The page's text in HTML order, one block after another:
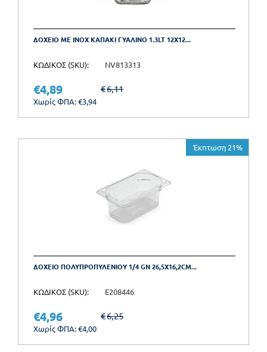
ΔΟΧΕΙΟ ΜΕ INOX ΚΑΠΑΚΙ ΓΥΑΛΙΝΟ 1.3LT 12X12...
ΚΩΔΙΚΟΣ (SKU): NV813313
€6,11
€4,89
Χωρίς ΦΠΑ:€3,94
Έκπτωση 21%
ΔΟΧΕΙΟ ΠΟΛΥΠΡΟΠΥΛΕΝΙΟΥ 1/4 GN 26,5X16,2CM...
ΚΩΔΙΚΟΣ (SKU): E208446
€6,25
€4,96
Χωρίς ΦΠΑ:€4,00